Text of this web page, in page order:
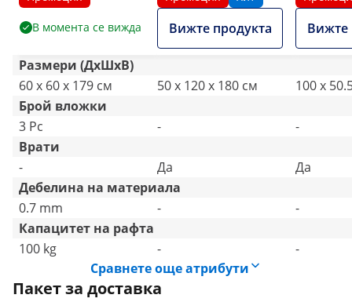
Catering
В момента се вижда Вижте продукта
x 1800
Catering
Вижте
Размери (ДxШxВ)
60 x 60 x 179 см
50 x 120 x 180 см
100 x
Брой вложки
3 Pc
-
-
Врати
-
Да
Да
Дебелина на материала
0.7 mm
-
-
Капацитет на рафта
100 kg
-
-
Сравнете още атрибути
Пакет за доставка